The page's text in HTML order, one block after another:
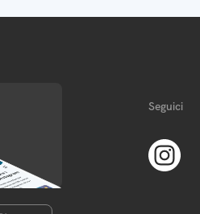
Seguici